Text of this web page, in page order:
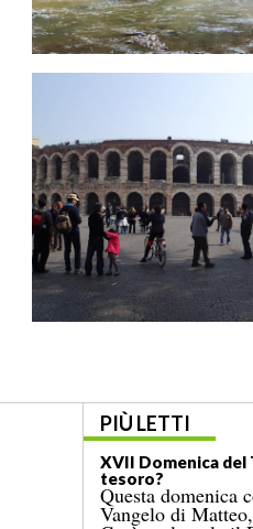
PIÙ LETTI
XVII Domenica del
tesoro?
Questa domenica
Vangelo di